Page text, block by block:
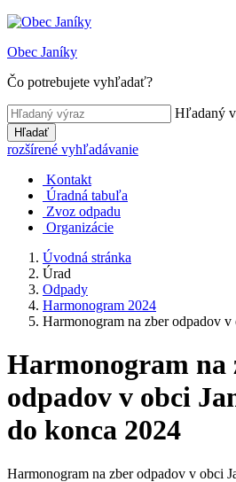
Obec Janíky
Čo potrebujete vyhľadať?
Hľadaný
Hľadať
rozšírené vyhľadávanie
Kontakt
Úradná tabuľa
Zvoz odpadu
Organizácie
Úvodná stránka
Úrad
Odpady
Harmonogram 2024
Harmonogram na zber odpadov v
Harmonogram na
odpadov v obci
do konca 2024
Harmonogram na zber odpadov v obci